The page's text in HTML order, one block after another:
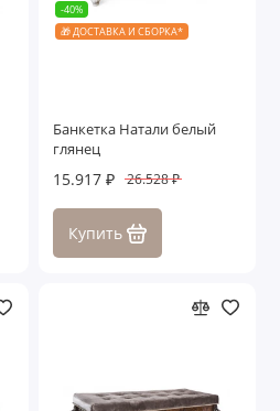
-40%
🎁 ДОСТАВКА И СБОРКА*
Банкетка Натали белый
глянец
15.917 ₽ 26.528 ₽
Купить